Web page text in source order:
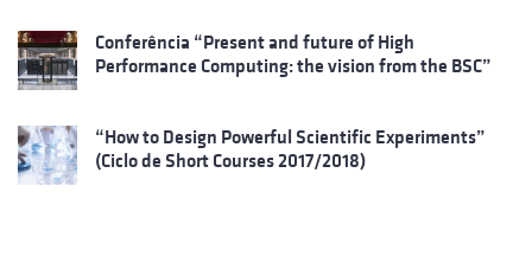
Conferência “Present and future of High
Performance Computing: the vision from the BSC”
“How to Design Powerful Scientific Experiments”
(Ciclo de Short Courses 2017/2018)